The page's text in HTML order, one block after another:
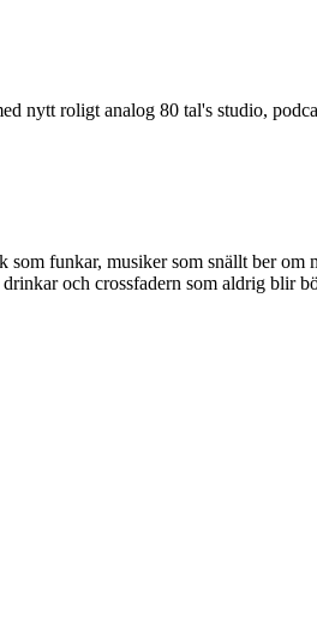
nytt roligt analog 80 tal's studio,
funkar, musiker som snällt ber
och crossfadern som aldrig blir